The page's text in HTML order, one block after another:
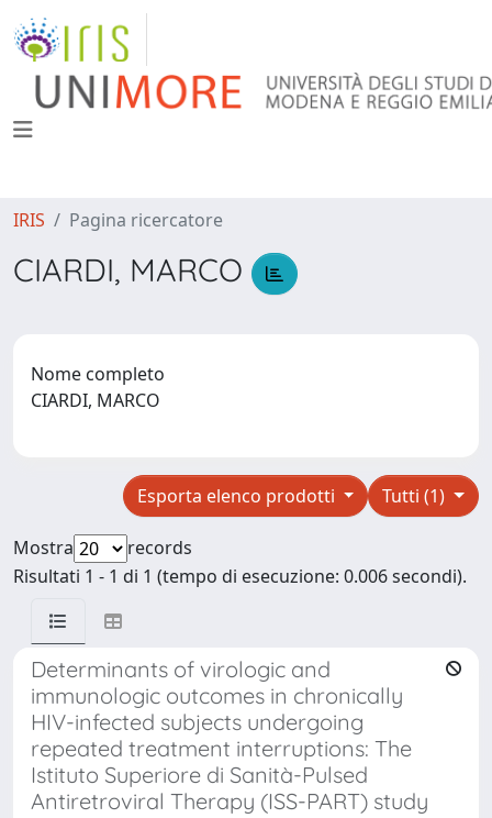
IRIS Pagina ricercatore
CIARDI, MARCO
Nome completo
CIARDI, MARCO
Tutti (1)
Esporta elenco prodotti
Mostra
records
Risultati 1 - 1 di 1 (tempo di esecuzione: 0.006 secondi).
Determinants of virologic and
immunologic outcomes in chronically
HIV-infected subjects undergoing
repeated treatment interruptions: The
Istituto Superiore di Sanità-Pulsed
Antiretroviral Therapy (ISS-PART) study